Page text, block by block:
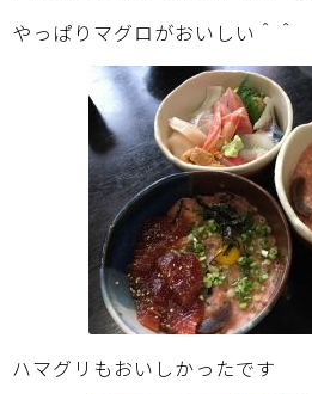
やっぱりマグロがおいしい＾＾
ハマグリもおいしかったです